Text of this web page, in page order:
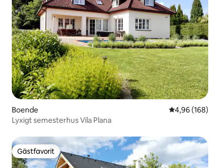
Boende 4,96 av 5 i
4,96 (168)
Lyxigt semesterhus Vila Plana
Gästfavorit
Gästfavorit